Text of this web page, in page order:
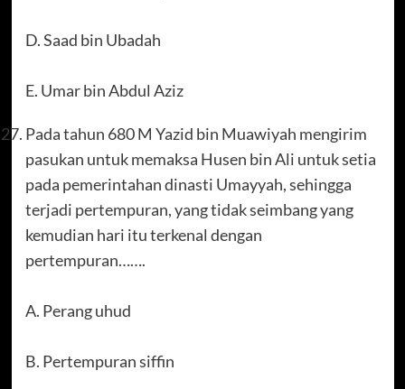
D. Saad bin Ubadah
E. Umar bin Abdul Aziz
Pada tahun 680 M Yazid bin Muawiyah mengirim
pasukan untuk memaksa Husen bin Ali untuk setia
pada pemerintahan dinasti Umayyah, sehingga
terjadi pertempuran, yang tidak seimbang yang
kemudian hari itu terkenal dengan
pertempuran…….
A. Perang uhud
B. Pertempuran siffin